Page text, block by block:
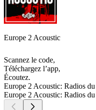
Europe 2 Acoustic
Scannez le code,
Téléchargez l’app,
Écoutez.
Europe 2 Acoustic: Radios
Europe 2 Acoustic: Radios